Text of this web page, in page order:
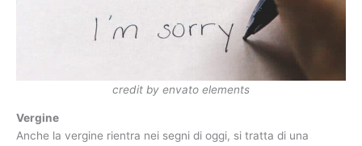
credit by envato elements
Vergine
Anche la vergine rientra nei segni di oggi, si tratta di una